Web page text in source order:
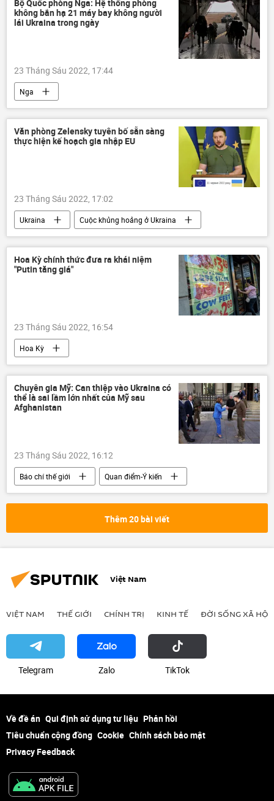
Bộ Quốc phòng Nga: Hệ thống phòng
không bắn hạ 21 máy bay không người
lái Ukraina trong ngày
23 Tháng Sáu 2022, 17:44
Nga
Chiến dịch quân sự đặc biệt tại Ukraina
Bộ Quốc phòng Nga
Ukraina
Cuộc khủng hoảng ở Ukraina
Văn phòng Zelensky tuyên bố sẵn sàng
thực hiện kế hoạch gia nhập EU
23 Tháng Sáu 2022, 17:02
Ukraina
Cuộc khủng hoảng ở Ukraina
EU
gia nhập Vladimir Zelensky
Hoa Kỳ chính thức đưa ra khái niệm
"Putin tăng giá"
23 Tháng Sáu 2022, 16:54
Hoa Kỳ
Các biện pháp trừng phạt chống Nga
Nga
Cuộc khủng hoảng ở Ukraina
Khủng hoảng kinh tế
tăng giá
Chuyên gia Mỹ: Can thiệp vào Ukraina có
thể là sai lầm lớn nhất của Mỹ sau
Afghanistan
23 Tháng Sáu 2022, 16:12
Báo chí thế giới
Quan điểm-Ý kiến
chuyên gia
Hoa Kỳ
Chính trị
Ukraina
đe dọa
Chiến dịch quân sự đặc biệt tại Ukraina
Thêm 20 bài viết
Việt Nam
VIỆT NAM THẾ GIỚI CHÍNH TRỊ KINH TẾ ĐỜI SỐNG XÃ HỘI
Telegram Zalo ТikТоk
Về đề án Qui định sử dụng tư liệu Phản hồi
Tiêu chuẩn cộng đồng Cookie Chính sách bảo mật
Privacy Feedback